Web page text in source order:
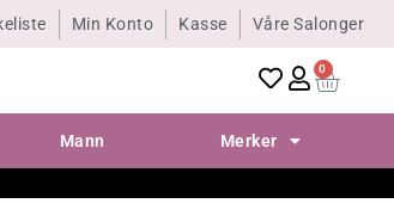
Min Konto Kasse Våre Salonger
0
Mann Merker